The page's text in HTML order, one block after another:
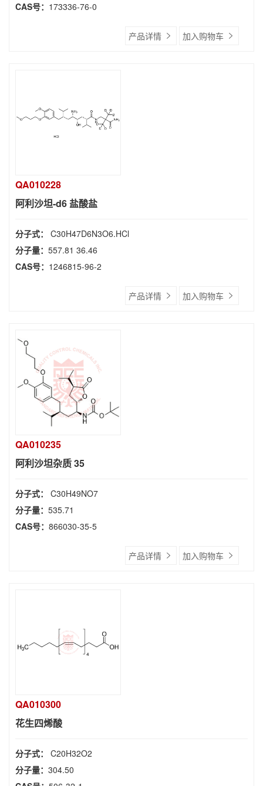
CAS号： 173336-76-0
产品详情 加入购物车
QA010228
阿利沙坦-d6 盐酸盐
分子式： C30H47D6N3O6.HCl
分子量： 557.81 36.46
CAS号： 1246815-96-2
产品详情 加入购物车
QA010235
阿利沙坦杂质 35
分子式： C30H49NO7
分子量： 535.71
CAS号： 866030-35-5
产品详情 加入购物车
QA010300
花生四烯酸
分子式： C20H32O2
分子量： 304.50